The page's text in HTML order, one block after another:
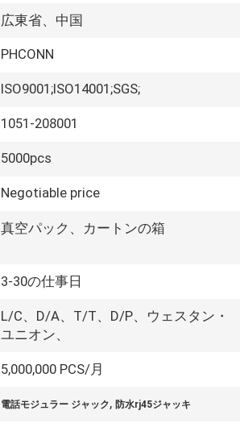
広東省、中国
PHCONN
ISO9001;ISO14001;SGS;
1051-208001
5000pcs
Negotiable price
真空パック、カートンの箱
3-30の仕事日
L/C、D/A、T/T、D/P、ウェスタン・
ユニオン、
5,000,000 PCS/月
電話モジュラー ジャック,防水rj45ジャッキ